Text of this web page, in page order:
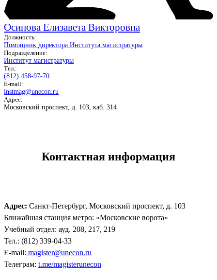
Осипова Елизавета Викторовна
Должность:
Помощник директора Института магистратуры
Подразделение:
Институт магистратуры
Тел.:
(812) 458-97-70
E-mail:
instmag@unecon.ru
Адрес:
Московский проспект, д. 103, каб. 314
Контактная информация
Адрес: Санкт-Петербург, Московский проспект, д. 103
Ближайшая станция метро: «Московские ворота»
Учебный отдел: ауд. 208, 217, 219
Тел.: (812) 339-04-33
E-mail: magister@unecon.ru
Телеграм: t.me/magisterunecon